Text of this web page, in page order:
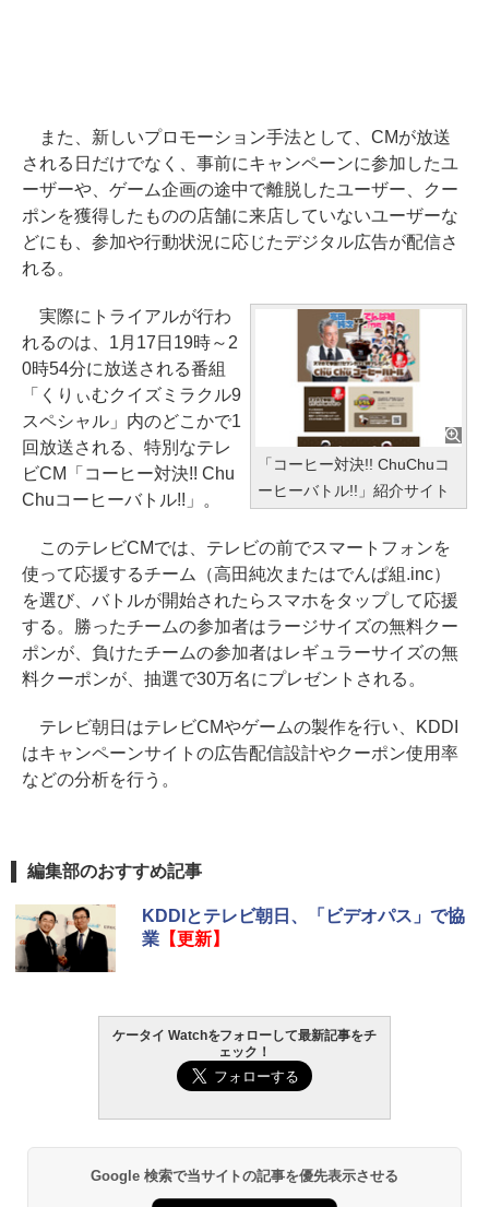
また、新しいプロモーション手法として、CMが放送
される日だけでなく、事前にキャンペーンに参加したユ
ーザーや、ゲーム企画の途中で離脱したユーザー、クー
ポンを獲得したものの店舗に来店していないユーザーな
どにも、参加や行動状況に応じたデジタル広告が配信さ
れる。
「コーヒー対決!! ChuChuコ
ーヒーバトル!!」紹介サイト
実際にトライアルが行わ
れるのは、1月17日19時～2
0時54分に放送される番組
「くりぃむクイズミラクル9
スペシャル」内のどこかで1
回放送される、特別なテレ
ビCM「コーヒー対決!! Chu
Chuコーヒーバトル!!」。
このテレビCMでは、テレビの前でスマートフォンを
使って応援するチーム（高田純次またはでんぱ組.inc）
を選び、バトルが開始されたらスマホをタップして応援
する。勝ったチームの参加者はラージサイズの無料クー
ポンが、負けたチームの参加者はレギュラーサイズの無
料クーポンが、抽選で30万名にプレゼントされる。
テレビ朝日はテレビCMやゲームの製作を行い、KDDI
はキャンペーンサイトの広告配信設計やクーポン使用率
などの分析を行う。
編集部のおすすめ記事
KDDIとテレビ朝日、「ビデオパス」で協
業【更新】
ケータイ Watchをフォローして最新記事をチ
ェック！
Google 検索で当サイトの記事を優先表示させる